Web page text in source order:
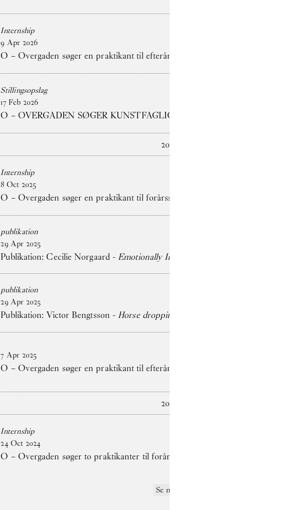
Internship
9 Apr 2026
O – Overgaden søger en praktikant til efterårssemesteret 2026
Stillingsopslag
17 Feb 2026
O – OVERGADEN SØGER KUNSTFAGLIG ADMINISTRATOR
2025
Internship
8 Oct 2025
O – Overgaden søger en praktikant til forårssemesteret 2026
publikation
29 Apr 2025
Publikation: Cecilie Norgaard - Emotionally Invested
publikation
29 Apr 2025
Publikation: Victor Bengtsson - Horse droppings are not figs
7 Apr 2025
O – Overgaden søger en praktikant til efterårssemesteret 2025
2024
Internship
24 Oct 2024
O – Overgaden søger to praktikanter til forårssemestret 2025
Se mere